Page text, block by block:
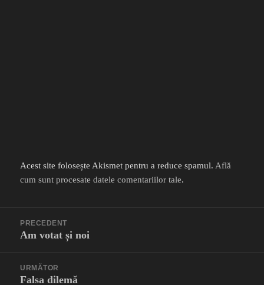
Acest site folosește Akismet pentru a reduce spamul. Află
cum sunt procesate datele comentariilor tale.
PRECEDENT
Articolul
Am votat și noi
URMĂTOR
Articolul
Falsa dilemă